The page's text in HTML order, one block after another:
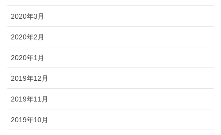
2020年3月
2020年2月
2020年1月
2019年12月
2019年11月
2019年10月